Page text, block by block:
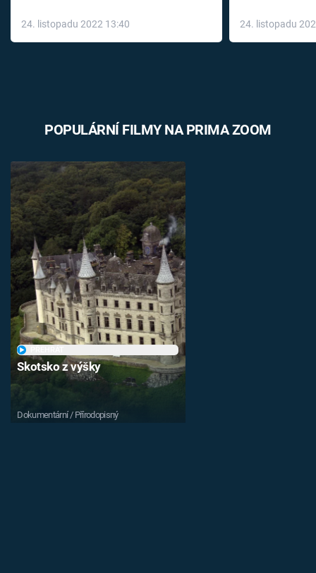
24. listopadu 2022 13:40
léky
24. listopadu
POPULÁRNÍ FILMY NA PRIMA ZOOM
Skotsko z výšky
Dokumentární / Přírodopisný